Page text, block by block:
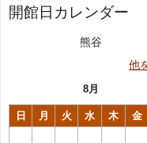
開館日カレンダー
熊谷
他
8月
日 月 火 水 木 金